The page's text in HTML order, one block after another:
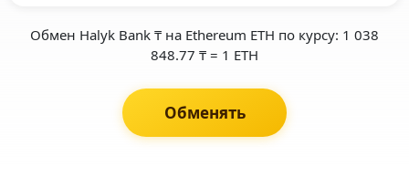
Обмен Halyk Bank ₸ на Ethereum ETH по курсу: 1 038
848.77 ₸ = 1 ETH
Обменять